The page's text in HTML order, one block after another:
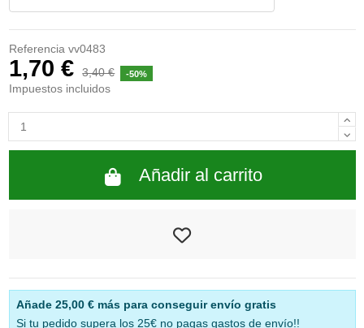
Referencia vv0483
1,70 € 3,40 € -50%
Impuestos incluidos
Añadir al carrito
Añade 25,00 €más para conseguir envío gratis
Si tu pedido supera los 25€ no pagas gastos de envío!!